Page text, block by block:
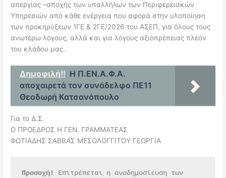
απεργίας –αποχής των υπαλλήλων των Περιφερειακών
Υπηρεσιών από κάθε ενέργεια που αφορά στην υλοποίηση
των προκηρύξεων 1ΓΕ & 2ΓΕ/2026 του ΑΣΕΠ, για όλους τους
ανωτέρω λόγους, αλλά και για λόγους αξιοπρέπειας πλέον
του κλάδου μας.
Δημοφιλή!! Η Π.ΕΝ.Α.Φ.Α.
αποχαιρετά τον συνάδελφο ΠΕ11
Θεοδωρή Κατσανόπουλο
Για το Δ.Σ.
Ο ΠΡΟΕΔΡΟΣ Η ΓΕΝ. ΓΡΑΜΜΑΤΕΑΣ
ΦΩΤΙΑΔΗΣ ΣΑΒΒΑΣ ΜΕΣΟΛΟΓΓΙΤΟΥ ΓΕΩΡΓΙΑ
Προσοχή!
Επιτρέπεται η αναδημοσίευση των